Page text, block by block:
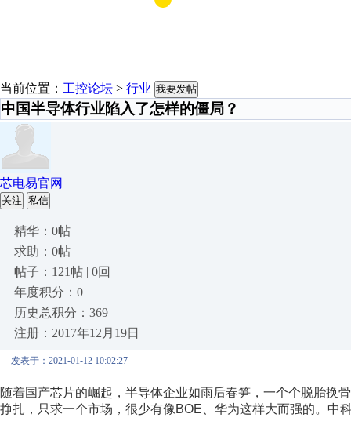
当前位置： 工控论坛 > 行业 我要发帖
中国半导体行业陷入了怎样的僵局？
芯电易官网
关注 私信
精华：0帖
求助：0帖
帖子：121帖 | 0回
年度积分：0
历史总积分：369
注册：2017年12月19日
发表于：2021-01-12 10:02:27
随着国产芯片的崛起，半导体企业如雨后春笋，一个个脱胎换
挣扎，只求一个市场，很少有像BOE、华为这样大而强的。中